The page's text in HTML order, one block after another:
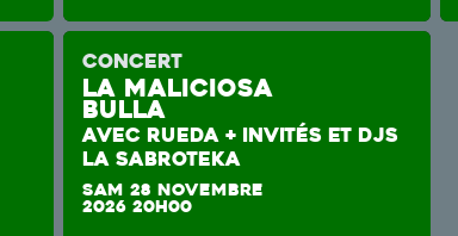
CONCERT
La Maliciosa
Bulla
AVEC RUEDA + INVITÉS ET DJS
LA SABROTEKA
SAM 28 NOVEMBRE
2026 20H00